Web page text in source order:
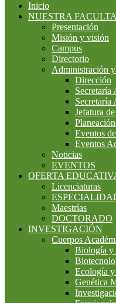
Inicio
NUESTRA
Presentación
Misión y visión
Campus
Directorio
Administración
Dirección
Secretaría
Secretaría
Jefatura
Eventos
Eventos
Noticias
EVENTOS
OFERTA
Licenciaturas
Maestrías
DOCTORADO
INVESTIGACIÓN
Cuerpos
Biología y
Ecología
Genética